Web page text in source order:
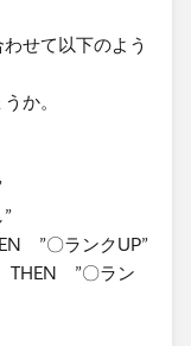
せて以下のよう
か。
”〇ランクUP”
THEN ”〇ラン